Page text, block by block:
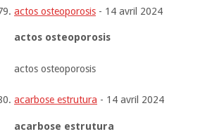
actos osteoporosis - 14 avril 2024
actos osteoporosis
actos osteoporosis
acarbose estrutura - 14 avril 2024
acarbose estrutura